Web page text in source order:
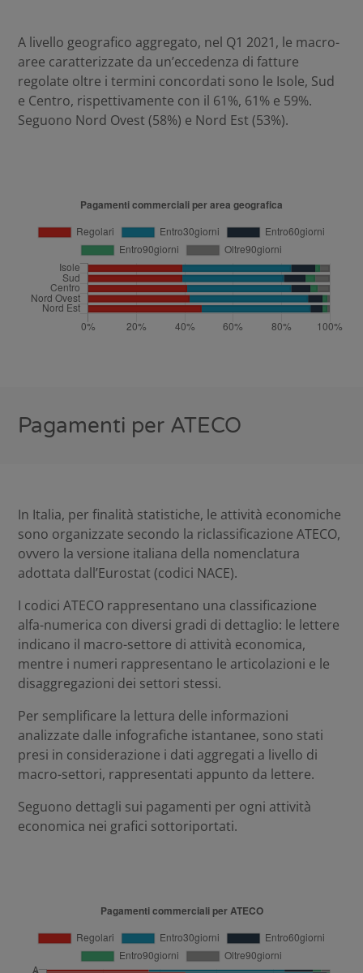
A livello geografico aggregato, nel Q1 2021, le macro-
aree caratterizzate da un’eccedenza di fatture
regolate oltre i termini concordati sono le Isole, Sud
e Centro, rispettivamente con il 61%, 61% e 59%.
Seguono Nord Ovest (58%) e Nord Est (53%).
Pagamenti per ATECO
In Italia, per finalità statistiche, le attività economiche
sono organizzate secondo la riclassificazione ATECO,
ovvero la versione italiana della nomenclatura
adottata dall’Eurostat (codici NACE).
I codici ATECO rappresentano una classificazione
alfa-numerica con diversi gradi di dettaglio: le lettere
indicano il macro-settore di attività economica,
mentre i numeri rappresentano le articolazioni e le
disaggregazioni dei settori stessi.
Per semplificare la lettura delle informazioni
analizzate dalle infografiche istantanee, sono stati
presi in considerazione i dati aggregati a livello di
macro-settori, rappresentati appunto da lettere.
Seguono dettagli sui pagamenti per ogni attività
economica nei grafici sottoriportati.